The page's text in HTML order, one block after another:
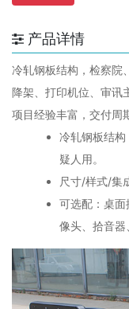
产品详情
冷轧钢板结构，检察院
降架、打印机位、审讯
项目经验丰富，交付周
冷轧钢板结
疑人用。
尺寸/样式/集
可选配：桌
像头、拾音器